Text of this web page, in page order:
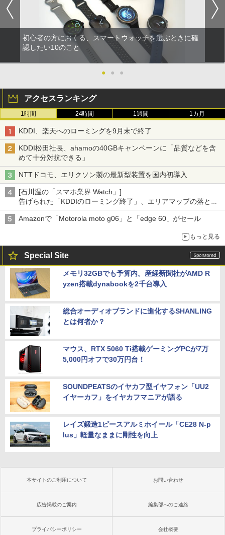
初心者の方におくる、スマートウォッチを選ぶときに確
認したい10のこと
● ● ●
アクセスランキング
1時間 24時間 1週間 1カ月
KDDI、楽天へのローミングを9月末で終了
KDDI松田社長、ahamoの40GBキャンペーンに「品質などを含
めて十分対抗できる」
NTTドコモ、エリクソン製の最新型装置を国内初導入
[石川温の「スマホ業界 Watch」]
告げられた「KDDIのローミング終了」、エリアマップの落とし
穴と楽天モバイルの課題
Amazonで「Motorola moto g06」と「edge 60」がセール
もっと見る
Special Site
メモリ32GBでも予算内。産経新聞社がAMD R
yzen搭載dynabookを2千台導入
総合オーディオブランドに進化するSHANLING
とは何者か？
マウス、RTX 5060 Ti搭載ゲーミングPCが7万
5,000円オフで30万円台！
SOUNDPEATSのイヤカフ型イヤフォン「UU2
イヤーカフ」をイヤカフマニアが語る
レイズ鍛造1ピースアルミホイール「CE28 N-p
lus」軽量なままに剛性を向上
本サイトのご利用について お問い合わせ
広告掲載のご案内 編集部へのご連絡
プライバシーポリシー 会社概要